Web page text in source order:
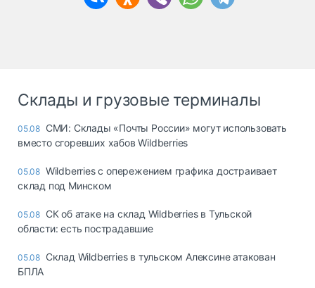
Склады и грузовые терминалы
05.08 СМИ: Склады «Почты России» могут использовать
вместо сгоревших хабов Wildberries
05.08 Wildberries с опережением графика достраивает
склад под Минском
05.08 СК об атаке на склад Wildberries в Тульской
области: есть пострадавшие
05.08 Склад Wildberries в тульском Алексине атакован
БПЛА